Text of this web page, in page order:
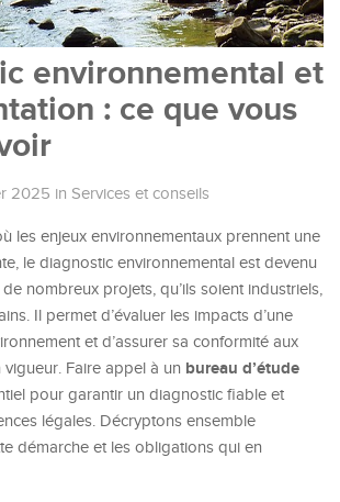
environnemental et
: ce que vous
2025 in Services et conseils
les enjeux environnementaux prennent une
le diagnostic environnemental est devenu
nombreux projets, qu’ils soient industriels,
Il permet d’évaluer les impacts d’une
et d’assurer sa conformité aux
Faire appel à un bureau d’étude
pour garantir un diagnostic fiable et
légales. Décryptons ensemble
démarche et les obligations qui en